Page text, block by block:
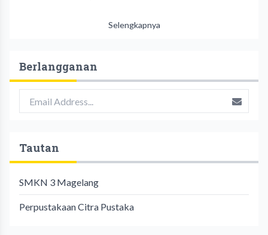
Selengkapnya
Berlangganan
Tautan
SMKN 3 Magelang
Perpustakaan Citra Pustaka